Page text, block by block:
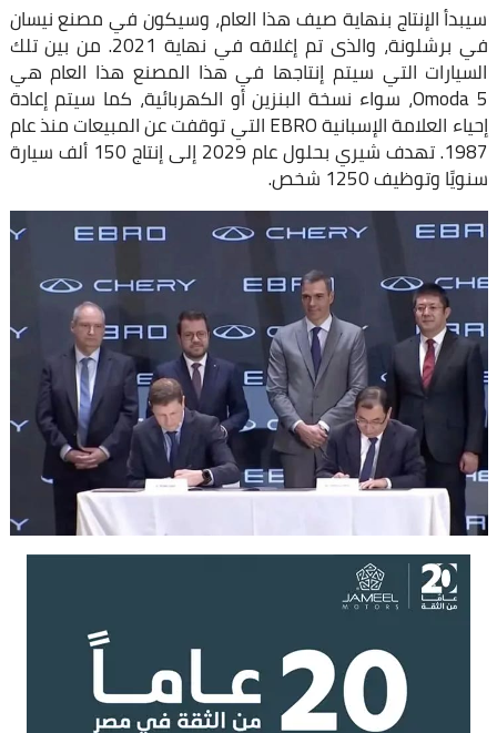
سيبدأ الإنتاج بنهاية صيف هذا العام، وسيكون في مصنع نيسان
في برشلونة، والذى تم إغلاقه في نهاية 2021. من بين تلك
السيارات التي سيتم إنتاجها في هذا المصنع هذا العام هي
Omoda 5، سواء نسخة البنزين أو الكهربائية، كما سيتم إعادة
إحياء العلامة الإسبانية EBRO التي توقفت عن المبيعات منذ عام
1987. تهدف شيري بحلول عام 2029 إلى إنتاج 150 ألف سيارة
سنويًا وتوظيف 1250 شخص.